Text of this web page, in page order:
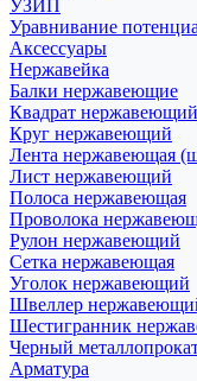
УЗИП
Уравнивание
Аксессуары
Нержавейка
Балки нержавеющие
Квадрат нержавеющий
Круг нержавеющий
Лента нержавеющая
Лист нержавеющий
Полоса нержавеющая
Проволока
Рулон нержавеющий
Сетка нержавеющая
Уголок нержавеющий
Швеллер
Шестигранник
Черный
Арматура